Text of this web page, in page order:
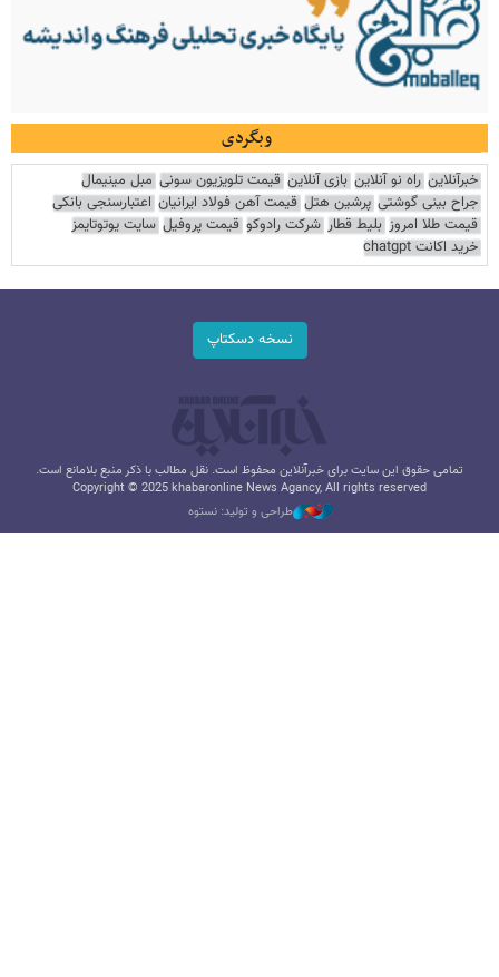
وبگردی
خبرآنلاین راه نو آنلاین بازی آنلاین قیمت تلویزیون سونی مبل مینیمال
جراح بینی گوشتی پرشین هتل قیمت آهن فولاد ایرانیان اعتبارسنجی بانکی
قیمت طلا امروز بلیط قطار شرکت رادوکو قیمت پروفیل سایت یوتوتایمز
خرید اکانت chatgpt
نسخه دسکتاپ
تمامی حقوق این سایت برای خبرآنلاین محفوظ است. نقل مطالب با ذکر منبع بلامانع است.
Copyright © 2025 khabaronline News Agancy, All rights reserved
طراحی و تولید: نستوه